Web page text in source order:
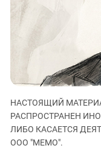
Дагестан
Кабардино-Балкария
Калмыкия
Карачаево-Черкесия
Краснодарский край
Российская Федерация
НАСТОЯЩИЙ
РАСПРОСТРАНЕН
ЛИБО КАСАЕТСЯ
ООО "МЕМО".